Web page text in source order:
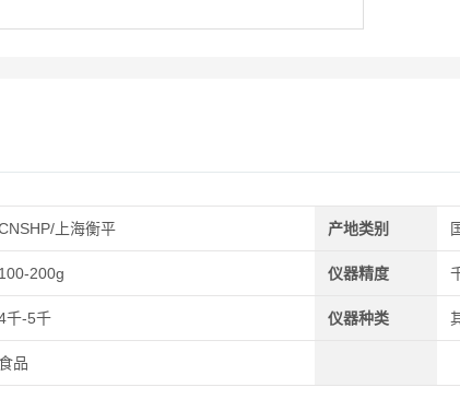
上海衡平 产地类别
100-200g 仪器精度
千-5千 仪器种类
品